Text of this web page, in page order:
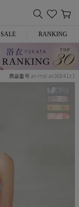
SALE RANKING
商品番号 ar-md-ar26841z1